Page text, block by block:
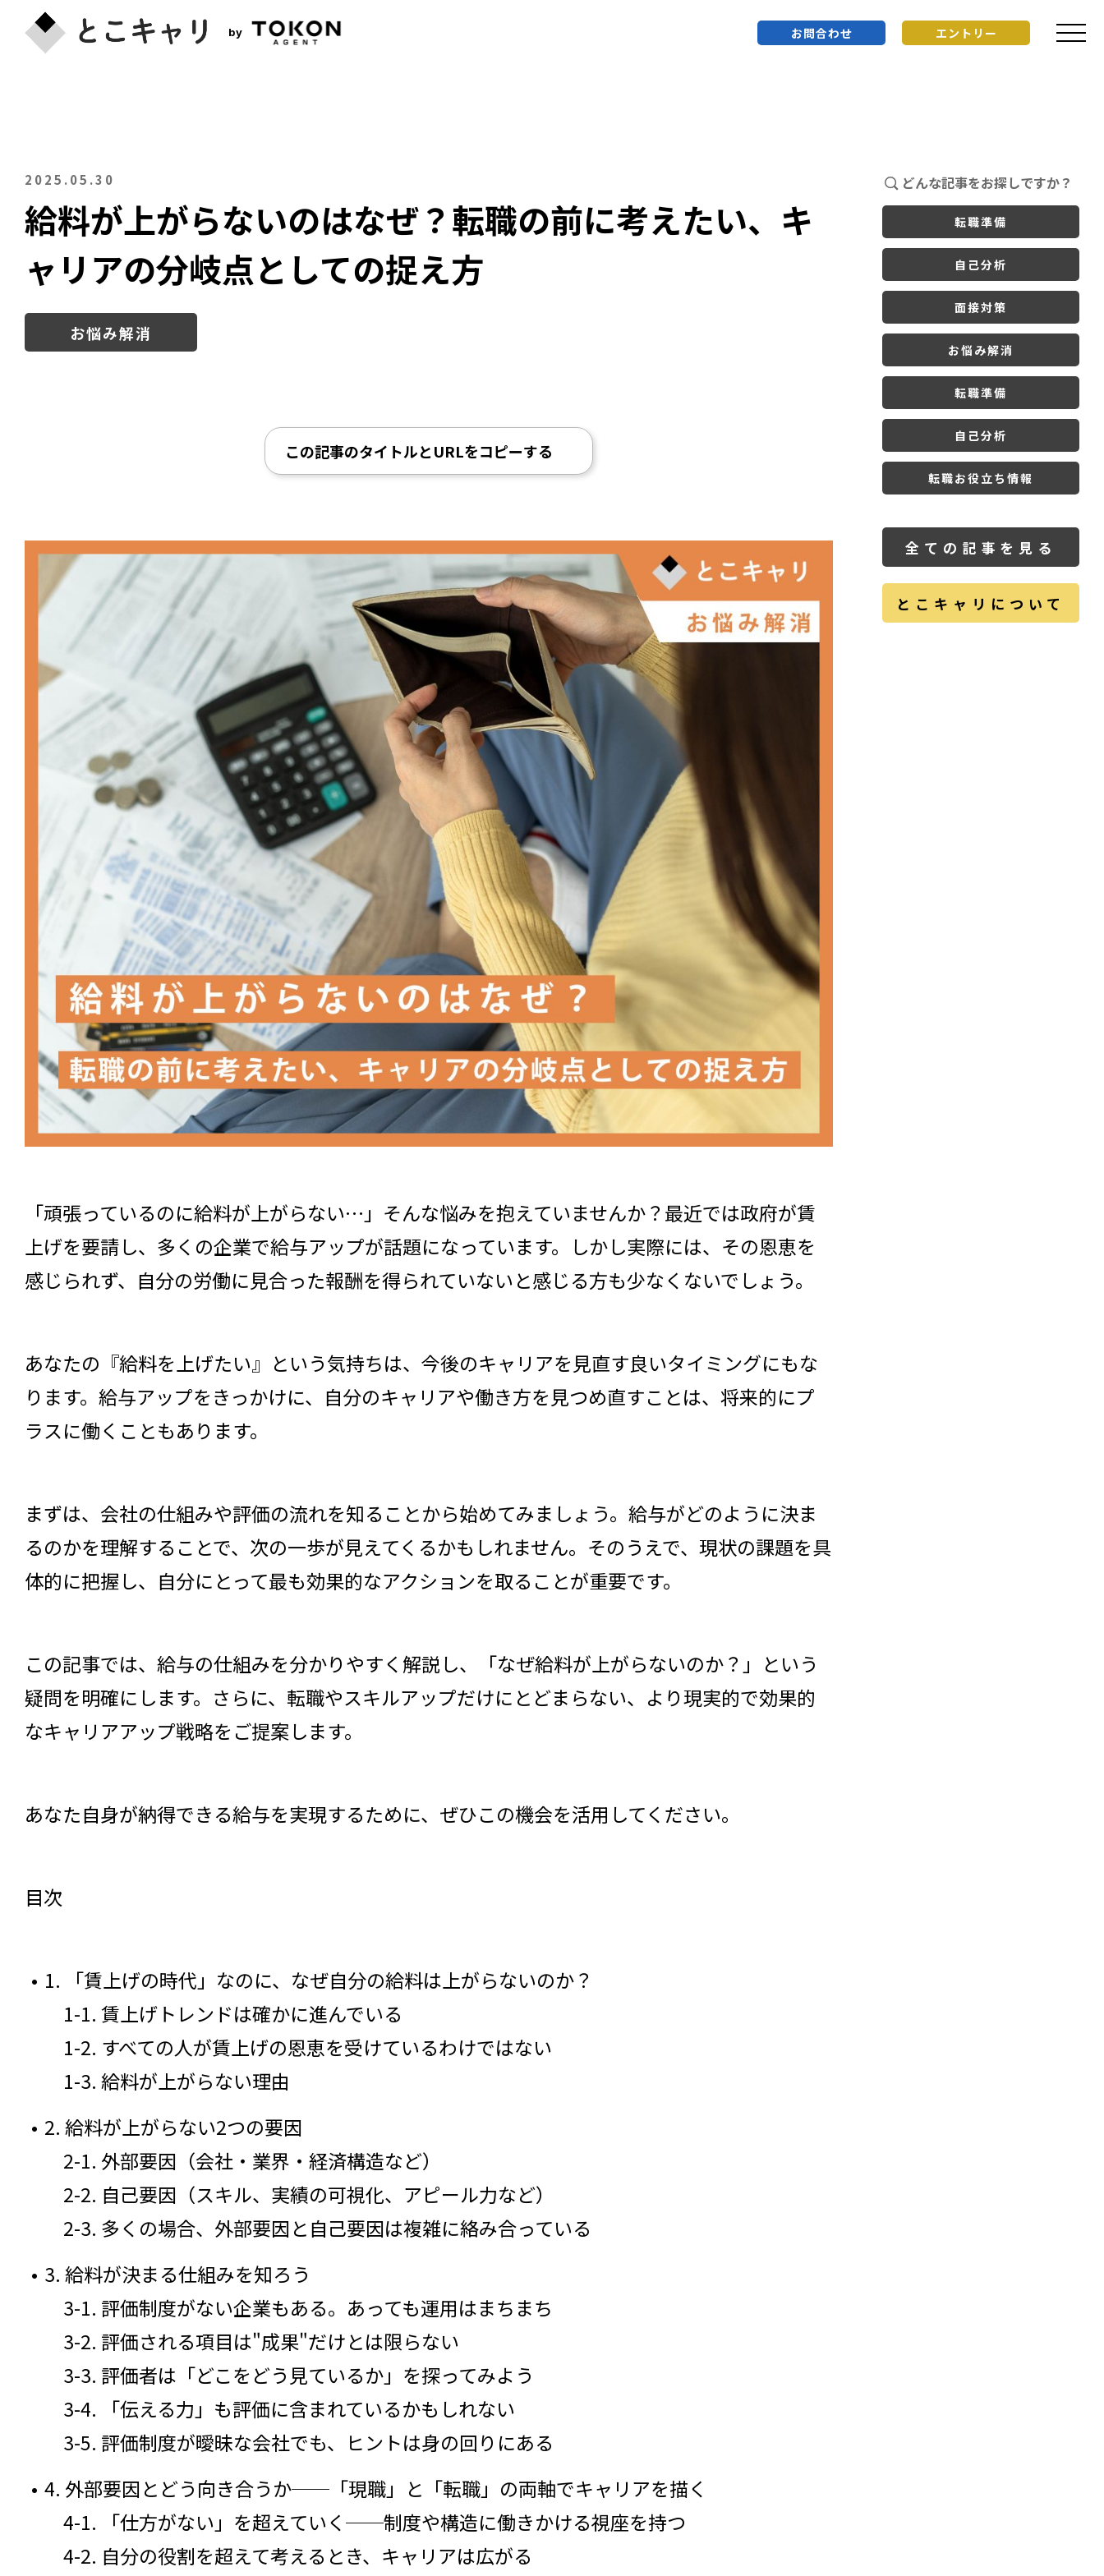
by お問合わせ エントリー
2025.05.30
給料が上がらないのはなぜ？転職の前に考えたい、キ
ャリアの分岐点としての捉え方
お悩み解消
この記事のタイトルとURLをコピーする
「頑張っているのに給料が上がらない…」そんな悩みを抱えていませんか？最近では政府が賃
上げを要請し、多くの企業で給与アップが話題になっています。しかし実際には、その恩恵を
感じられず、自分の労働に見合った報酬を得られていないと感じる方も少なくないでしょう。
あなたの『給料を上げたい』という気持ちは、今後のキャリアを見直す良いタイミングにもな
ります。給与アップをきっかけに、自分のキャリアや働き方を見つめ直すことは、将来的にプ
ラスに働くこともあります。
まずは、会社の仕組みや評価の流れを知ることから始めてみましょう。給与がどのように決ま
るのかを理解することで、次の一歩が見えてくるかもしれません。そのうえで、現状の課題を具
体的に把握し、自分にとって最も効果的なアクションを取ることが重要です。
この記事では、給与の仕組みを分かりやすく解説し、「なぜ給料が上がらないのか？」という
疑問を明確にします。さらに、転職やスキルアップだけにとどまらない、より現実的で効果的
なキャリアアップ戦略をご提案します。
あなた自身が納得できる給与を実現するために、ぜひこの機会を活用してください。
目次
1. 「賃上げの時代」なのに、なぜ自分の給料は上がらないのか？
1-1. 賃上げトレンドは確かに進んでいる
1-2. すべての人が賃上げの恩恵を受けているわけではない
1-3. 給料が上がらない理由
2. 給料が上がらない2つの要因
2-1. 外部要因（会社・業界・経済構造など）
2-2. 自己要因（スキル、実績の可視化、アピール力など）
2-3. 多くの場合、外部要因と自己要因は複雑に絡み合っている
3. 給料が決まる仕組みを知ろう
3-1. 評価制度がない企業もある。あっても運用はまちまち
3-2. 評価される項目は"成果"だけとは限らない
3-3. 評価者は「どこをどう見ているか」を探ってみよう
3-4. 「伝える力」も評価に含まれているかもしれない
3-5. 評価制度が曖昧な会社でも、ヒントは身の回りにある
4. 外部要因とどう向き合うか──「現職」と「転職」の両軸でキャリアを描く
4-1. 「仕方がない」を超えていく──制度や構造に働きかける視座を持つ
4-2. 自分の役割を超えて考えるとき、キャリアは広がる
どんな記事をお探しですか？
転職準備
自己分析
面接対策
お悩み解消
転職準備
自己分析
転職お役立ち情報
全ての記事を見る
とこキャリについて